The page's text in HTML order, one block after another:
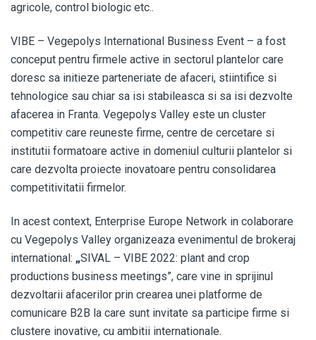
agricole, control biologic etc..
VIBE – Vegepolys International Business Event – a fost
conceput pentru firmele active in sectorul plantelor care
doresc sa initieze parteneriate de afaceri, stiintifice si
tehnologice sau chiar sa isi stabileasca si sa isi dezvolte
afacerea in Franta. Vegepolys Valley este un cluster
competitiv care reuneste firme, centre de cercetare si
institutii formatoare active in domeniul culturii plantelor si
care dezvolta proiecte inovatoare pentru consolidarea
competitivitatii firmelor.
In acest context, Enterprise Europe Network in colaborare
cu Vegepolys Valley organizeaza evenimentul de brokeraj
international: „SIVAL – VIBE 2022: plant and crop
productions business meetings”, care vine in sprijinul
dezvoltarii afacerilor prin crearea unei platforme de
comunicare B2B la care sunt invitate sa participe firme si
clustere inovative, cu ambitii internationale.